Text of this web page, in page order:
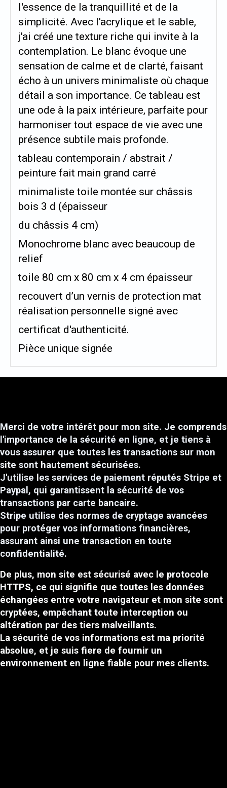
l'essence de la tranquillité et de la
simplicité. Avec l'acrylique et le sable,
j'ai créé une texture riche qui invite à la
contemplation. Le blanc évoque une
sensation de calme et de clarté, faisant
écho à un univers minimaliste où chaque
détail a son importance. Ce tableau est
une ode à la paix intérieure, parfaite pour
harmoniser tout espace de vie avec une
présence subtile mais profonde.
tableau contemporain / abstrait /
peinture fait main grand carré
minimaliste toile montée sur châssis
bois 3 d (épaisseur
du châssis 4 cm)
Monochrome blanc avec beaucoup de
relief
toile 80 cm x 80 cm x 4 cm épaisseur
recouvert d’un vernis de protection mat
réalisation personnelle signé avec
certificat d'authenticité.
Pièce unique signée
Merci de votre intérêt pour mon site. Je comprends
l'importance de la sécurité en ligne, et je tiens à
vous assurer que toutes les transactions sur mon
site sont hautement sécurisées.
J'utilise les services de paiement réputés Stripe et
Paypal, qui garantissent la sécurité de vos
transactions par carte bancaire.
Stripe utilise des normes de cryptage avancées
pour protéger vos informations financières,
assurant ainsi une transaction en toute
confidentialité.
De plus, mon site est sécurisé avec le protocole
HTTPS, ce qui signifie que toutes les données
échangées entre votre navigateur et mon site sont
cryptées, empêchant toute interception ou
altération par des tiers malveillants.
La sécurité de vos informations est ma priorité
absolue, et je suis fiere de fournir un
environnement en ligne fiable pour mes clients.